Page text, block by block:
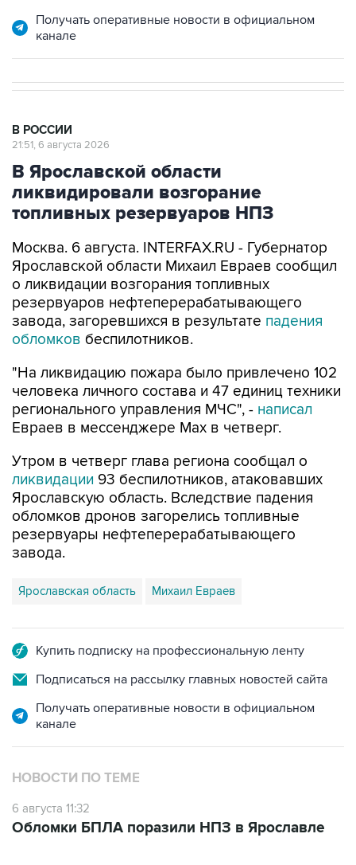
Получать оперативные новости в официальном
канале
В РОССИИ
21:51, 6 августа 2026
В Ярославской области
ликвидировали возгорание
топливных резервуаров НПЗ
Москва. 6 августа. INTERFAX.RU - Губернатор
Ярославской области Михаил Евраев сообщил
о ликвидации возгорания топливных
резервуаров нефтеперерабатывающего
завода, загоревшихся в результате падения
обломков беспилотников.
"На ликвидацию пожара было привлечено 102
человека личного состава и 47 единиц техники
регионального управления МЧС", - написал
Евраев в мессенджере Мах в четверг.
Утром в четверг глава региона сообщал о
ликвидации 93 беспилотников, атаковавших
Ярославскую область. Вследствие падения
обломков дронов загорелись топливные
резервуары нефтеперерабатывающего
завода.
Ярославская область Михаил Евраев
Купить подписку на профессиональную ленту
Подписаться на рассылку главных новостей сайта
Получать оперативные новости в официальном
канале
НОВОСТИ ПО ТЕМЕ
6 августа 11:32
Обломки БПЛА поразили НПЗ в Ярославле